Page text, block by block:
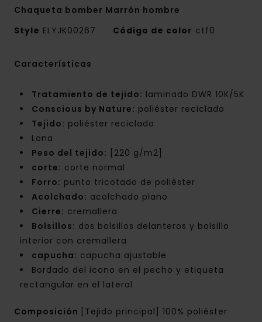
Chaqueta bomber Marrón hombre
Style ELYJK00267 Código de color ctf0
Características
Tratamiento de tejido: laminado DWR 10K/5K
Conscious by Nature: poliéster reciclado
Tejido: poliéster reciclado
Lona
Peso del tejido: [220 g/m2]
corte: corte normal
Forro: punto tricotado de poliéster
Acolchado: acolchado plano
Cierre: cremallera
Bolsillos: dos bolsillos delanteros y bolsillo
interior con cremallera
capucha: capucha ajustable
Bordado del icono en el pecho y etiqueta
rectangular en el lateral
Composición [Tejido principal] 100% poliéster